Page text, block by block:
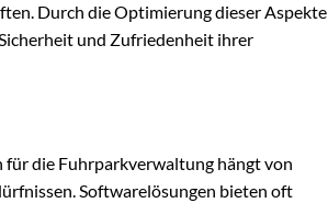
Durch die Optimierung dieser Aspekte
und Zufriedenheit ihrer
für die Fuhrparkverwaltung hängt von
Softwarelösungen bieten oft